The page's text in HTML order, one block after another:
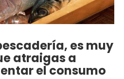
es muy
atraigas a
el consumo